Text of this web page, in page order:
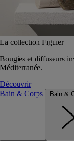
La collection Figuier
Bougies et diffuseurs
Méditerranée.
Découvrir
Bain & Corps
Bain &